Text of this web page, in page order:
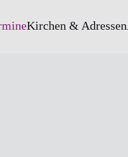
Kirchen & Adressen